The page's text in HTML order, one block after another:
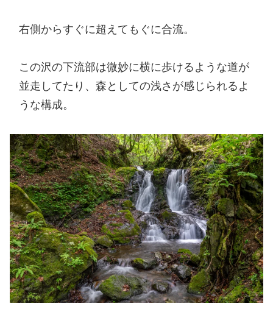
右側からすぐに超えてもぐに合流。
この沢の下流部は微妙に横に歩けるような道が
並走してたり、森としての浅さが感じられるよ
うな構成。